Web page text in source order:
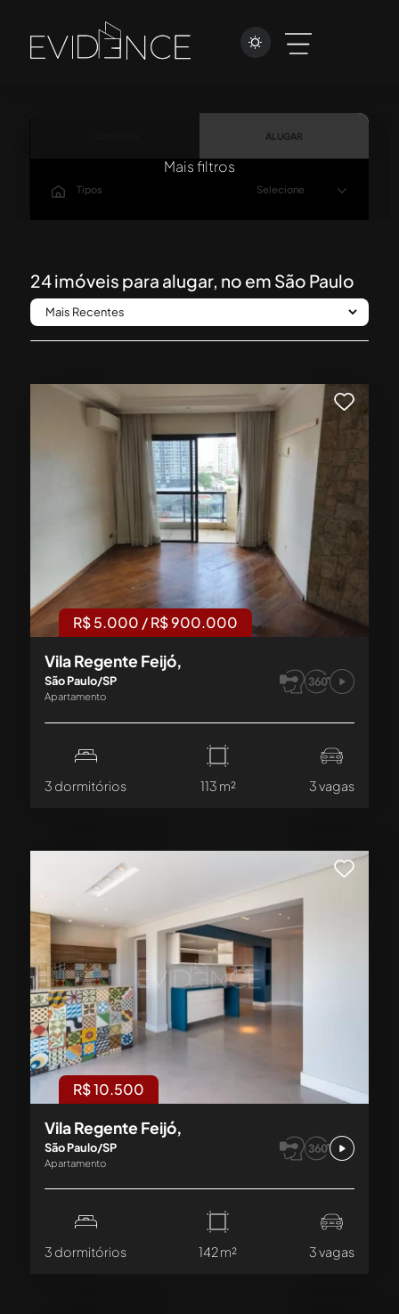
ALUGAR
Tipos Selecione
Dormitórios
2+ 1+ 2+ 3+
Realidade
Virtual
Tour Virtual Vídeo
Buscar
Mais filtros
24imóveis para alugar, no em São Paulo
R$ 5.000 / R$ 900.000
Vila Regente Feijó,
São Paulo/SP
Apartamento
3 dormitórios 113 m² 3 vagas
R$ 10.500
Vila Regente Feijó,
São Paulo/SP
Apartamento
3 dormitórios 142 m² 3 vagas